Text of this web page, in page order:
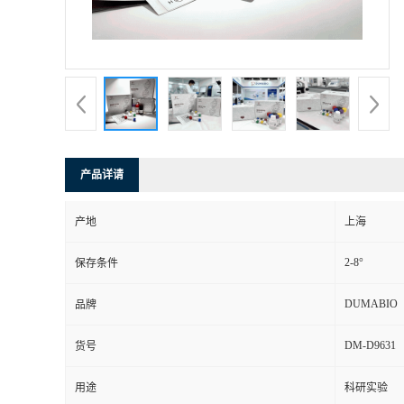
产品详请
产地 上海
保存条件 2-8°
品牌 DUMABIO
货号 DM-D9631
用途 科研实验